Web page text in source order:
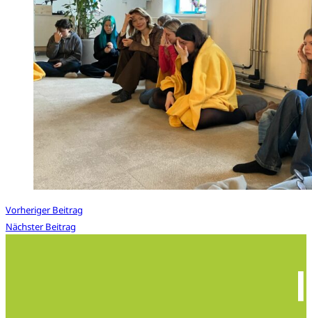
Vorheriger Beitrag
Nächster Beitrag